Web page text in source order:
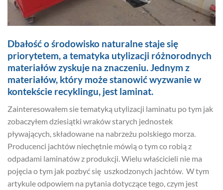
Dbałość o środowisko naturalne staje się
priorytetem, a tematyka utylizacji różnorodnych
materiałów zyskuje na znaczeniu. Jednym z
materiałów, który może stanowić wyzwanie w
kontekście recyklingu, jest laminat.
Zainteresowałem sie tematyką utylizacji laminatu po tym jak
zobaczyłem dziesiątki wraków starych jednostek
pływających, składowane na nabrzeżu polskiego morza.
Producenci jachtów niechętnie mówią o tym co robią z
odpadami laminatów z produkcji. Wielu właścicieli nie ma
pojęcia o tym jak pozbyć się uszkodzonych jachtów. W tym
artykule odpowiem na pytania dotyczące tego, czym jest